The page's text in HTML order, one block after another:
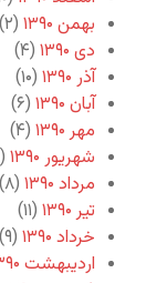
بهمن ۱۳۹۰
(۲)
دی ۱۳۹۰
(۴)
آذر ۱۳۹۰
(۱۰)
آبان ۱۳۹۰
(۶)
مهر ۱۳۹۰
(۴)
شهریور ۱۳۹۰
(۸)
مرداد ۱۳۹۰
(۸)
تیر ۱۳۹۰
(۱۱)
خرداد ۱۳۹۰
(۹)
اردیبهشت ۱۳۹۰